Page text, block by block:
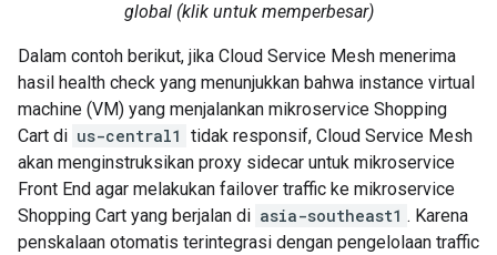
global (klik untuk memperbesar)
Dalam contoh berikut, jika Cloud Service Mesh menerima
hasil health check yang menunjukkan bahwa instance virtual
machine (VM) yang menjalankan mikroservice Shopping
Cart di us-central1 tidak responsif, Cloud Service Mesh
akan menginstruksikan proxy sidecar untuk mikroservice
Front End agar melakukan failover traffic ke mikroservice
Shopping Cart yang berjalan di asia-southeast1 . Karena
penskalaan otomatis terintegrasi dengan pengelolaan traffic